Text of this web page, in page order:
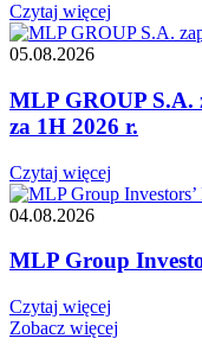
Czytaj więcej
05.08.2026
MLP GROUP
za 1H 2026 r.
Czytaj więcej
04.08.2026
MLP Group
Czytaj więcej
Zobacz więcej